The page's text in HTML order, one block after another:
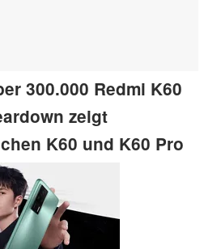
300.000 Redmi K60
zeigt
K60 und K60 Pro